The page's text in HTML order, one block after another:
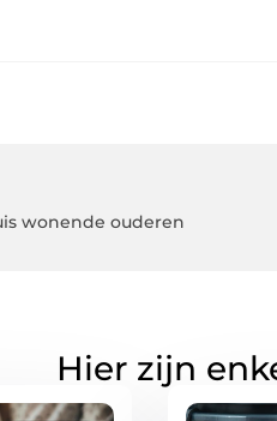
wonende ouderen
Hier zijn